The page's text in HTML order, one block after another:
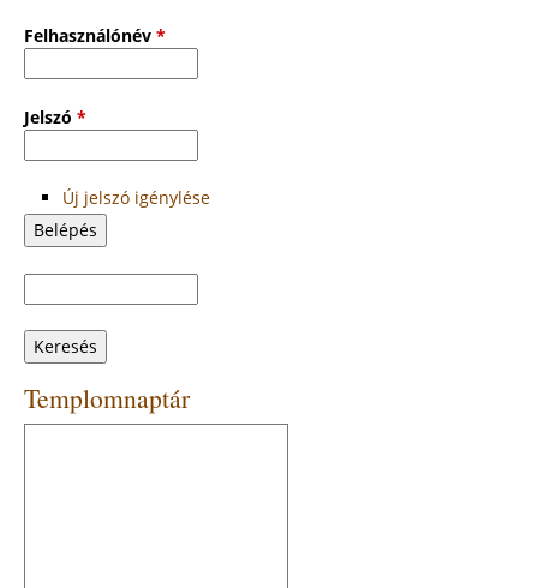
Felhasználónév *
Jelszó *
Új jelszó igénylése
Keresés
űrlap
Templomnaptár